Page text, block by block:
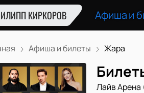
КИРКОРОВ Афиша и
Афиша и билеты Жара
Лайв Арена